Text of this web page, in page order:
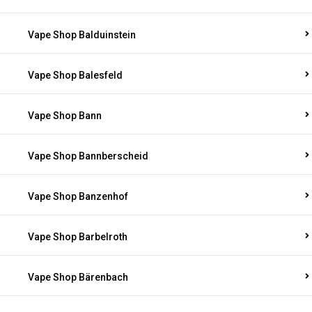
Vape Shop Balduinstein
Vape Shop Balesfeld
Vape Shop Bann
Vape Shop Bannberscheid
Vape Shop Banzenhof
Vape Shop Barbelroth
Vape Shop Bärenbach